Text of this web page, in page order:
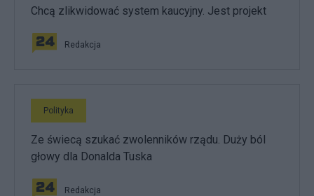
Chcą zlikwidować system kaucyjny. Jest projekt
Redakcja
Polityka
Ze świecą szukać zwolenników rządu. Duży ból
głowy dla Donalda Tuska
Redakcja